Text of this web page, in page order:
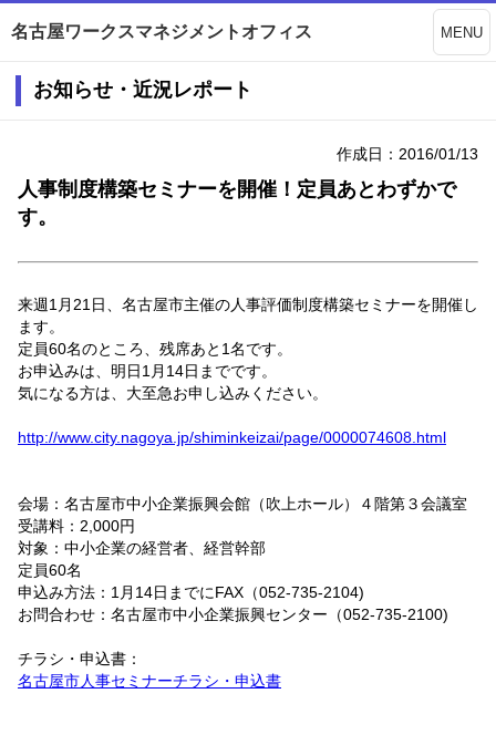
名古屋ワークスマネジメントオフィス MENU
お知らせ・近況レポート
作成日：2016/01/13
人事制度構築セミナーを開催！定員あとわずかで
す。
来週1月21日、名古屋市主催の人事評価制度構築セミナーを開催し
ます。
定員60名のところ、残席あと1名です。
お申込みは、明日1月14日までです。
気になる方は、大至急お申し込みください。
http://www.city.nagoya.jp/shiminkeizai/page/0000074608.html
会場：名古屋市中小企業振興会館（吹上ホール）４階第３会議室
受講料：2,000円
対象：中小企業の経営者、経営幹部
定員60名
申込み方法：1月14日までにFAX（052-735-2104)
お問合わせ：名古屋市中小企業振興センター（052-735-2100)
チラシ・申込書：
名古屋市人事セミナーチラシ・申込書